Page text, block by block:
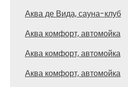
Аква де Вида, сауна-клуб
Аква комфорт, автомойка
Аква комфорт, автомойка
Аква комфорт, автомойка